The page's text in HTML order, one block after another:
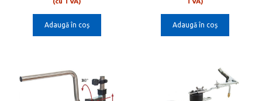
f
5
a
fost:
Adaugă în coș
a
fost:
Adaugă în coș